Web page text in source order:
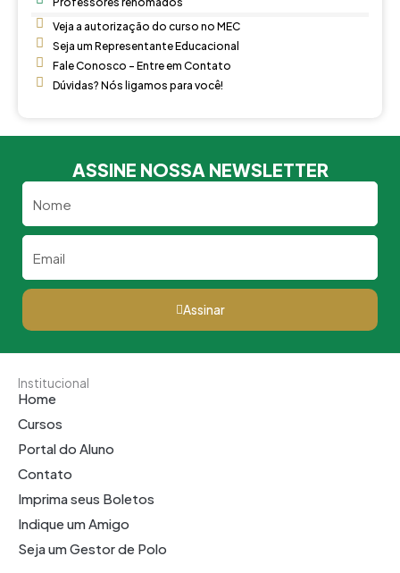
Veja a autorização do curso no MEC
Seja um Representante Educacional
Fale Conosco - Entre em Contato
Dúvidas? Nós ligamos para você!
ASSINE NOSSA NEWSLETTER
Assinar
Institucional
Home
Cursos
Portal do Aluno
Contato
Imprima seus Boletos
Indique um Amigo
Seja um Gestor de Polo